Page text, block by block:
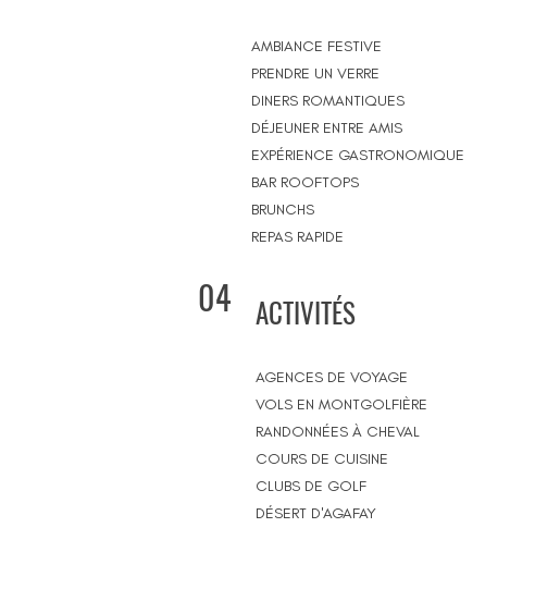
AMBIANCE FESTIVE
PRENDRE UN VERRE
DINERS ROMANTIQUES
DÉJEUNER ENTRE AMIS
EXPÉRIENCE GASTRONOMIQUE
BAR ROOFTOPS
BRUNCHS
REPAS RAPIDE
04 ACTIVITÉS
AGENCES DE VOYAGE
VOLS EN MONTGOLFIÈRE
RANDONNÉES À CHEVAL
COURS DE CUISINE
CLUBS DE GOLF
DÉSERT D'AGAFAY